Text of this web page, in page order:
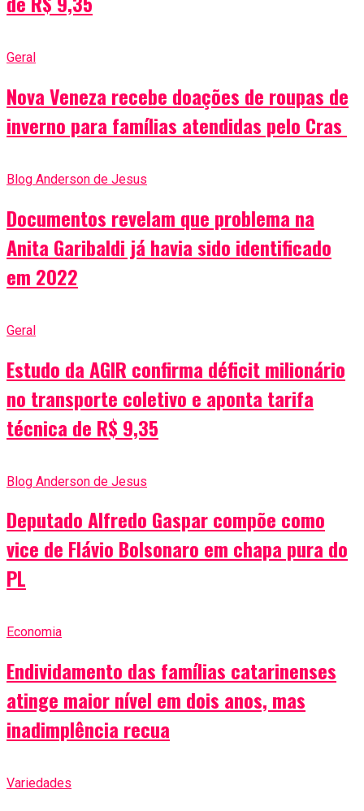
Geral
Nova Veneza recebe doações de roupas de
inverno para famílias atendidas pelo Cras
Blog Anderson de Jesus
Documentos revelam que problema na
Anita Garibaldi já havia sido identificado
em 2022
Geral
Estudo da AGIR confirma déficit milionário
no transporte coletivo e aponta tarifa
técnica de R$ 9,35
Blog Anderson de Jesus
Deputado Alfredo Gaspar compõe como
vice de Flávio Bolsonaro em chapa pura do
PL
Economia
Endividamento das famílias catarinenses
atinge maior nível em dois anos, mas
inadimplência recua
Variedades